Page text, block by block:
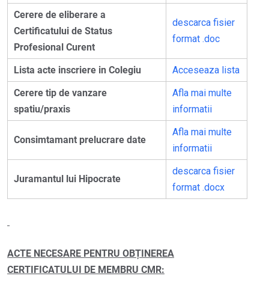
Cerere de eliberare a
Certificatului de Status
Profesional Curent
descarca fisier
format .doc
Lista acte inscriere in Colegiu
Acceseaza lista
Cerere tip de vanzare
spatiu/praxis
Afla mai multe
informatii
Consimtamant prelucrare date
Afla mai multe
informatii
Juramantul lui Hipocrate
descarca fisier
format .docx
ACTE NECESARE PENTRU OBȚINEREA
CERTIFICATULUI DE MEMBRU CMR: